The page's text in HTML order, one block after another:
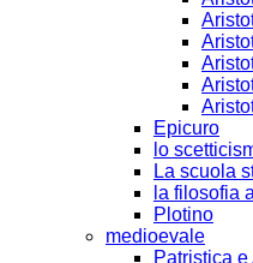
Epicuro
lo
La scuola
la filosofia
Plotino
medioevale
Patristica